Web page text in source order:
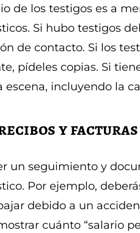
de los testigos es a
Si hubo testigos
de contacto. Si los
pídeles copias. Si
escena, incluyendo la
y facturas
un seguimiento y
Por ejemplo,
debido a un
cuánto “salario